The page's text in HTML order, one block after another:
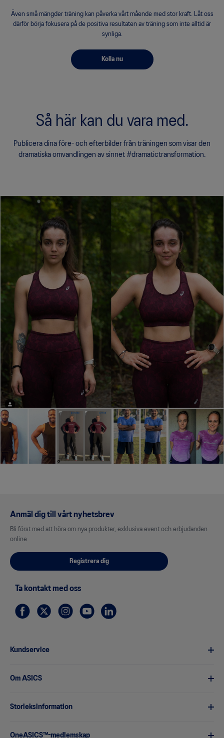
Även små mängder träning kan påverka vårt mående med stor kraft. Låt oss
därför börja fokusera på de positiva resultaten av träning som inte alltid är
synliga.
Kolla nu
Så här kan du vara med.
Publicera dina före- och efterbilder från träningen som visar den
dramatiska omvandlingen av sinnet #dramatictransformation.
Anmäl dig till vårt nyhetsbrev
Bli först med att höra om nya produkter, exklusiva event och erbjudanden
online
Registrera dig
Ta kontakt med oss
Kundservice
Om ASICS
Storleksinformation
OneASICS™-medlemskap